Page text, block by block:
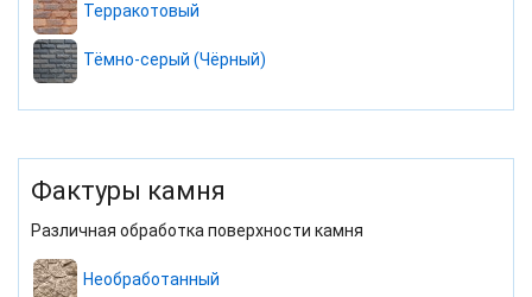
Терракотовый
Тёмно-серый (Чёрный)
Фактуры камня
Различная обработка поверхности камня
Необработанный